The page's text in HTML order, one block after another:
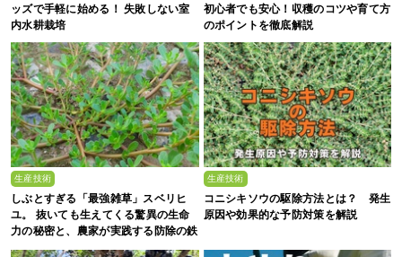
ッズで手軽に始める！ 失敗しない室
内水耕栽培
初心者でも安心！収穫のコツや育て方
のポイントを徹底解説
生産技術
しぶとすぎる「最強雑草」スベリヒ
ユ。 抜いても生えてくる驚異の生命
力の秘密と、農家が実践する防除の鉄
則
生産技術
コニシキソウの駆除方法とは？ 発生
原因や効果的な予防対策を解説